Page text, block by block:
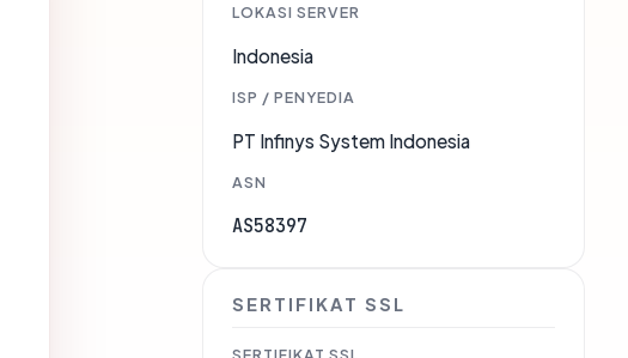
LOKASI SERVER
Indonesia
ISP / PENYEDIA
PT Infinys System Indonesia
ASN
AS58397
SERTIFIKAT SSL